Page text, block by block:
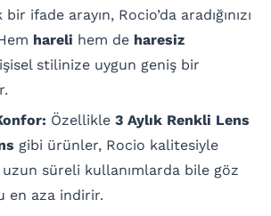
bir ifade arayın, Rocio’da aradığınızı
hareli hem de haresiz
stilinize uygun geniş bir
Özellikle 3 Aylık Renkli Lens
gibi ürünler, Rocio kalitesiyle
süreli kullanımlarda bile göz
en aza indirir.